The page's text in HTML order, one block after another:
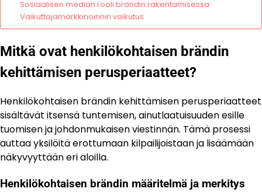
Sosiaalisen median rooli brändin rakentamisessa
Vaikuttajamarkkinoinnin vaikutus
Mitkä ovat henkilökohtaisen brändin
kehittämisen perusperiaatteet?
Henkilökohtaisen brändin kehittämisen perusperiaatteet
sisältävät itsensä tuntemisen, ainutlaatuisuuden esille
tuomisen ja johdonmukaisen viestinnän. Tämä prosessi
auttaa yksilöitä erottumaan kilpailijoistaan ja lisäämään
näkyvyyttään eri aloilla.
Henkilökohtaisen brändin määritelmä ja merkitys